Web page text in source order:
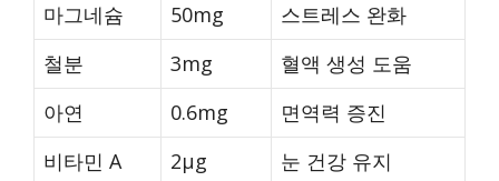
마그네슘
50mg
스트레스 완화
철분
3mg
혈액 생성 도움
아연
0.6mg
면역력 증진
비타민 A
2μg 눈 건강 유지